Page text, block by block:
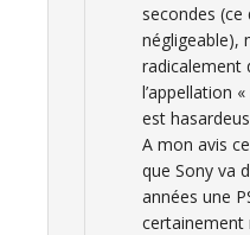
secondes (ce
négligeable),
radicalement
l’appellation
est
A mon avis
que Sony va
années une
certainement